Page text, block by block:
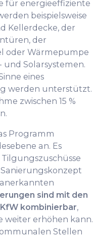
für energieeffiziente
beispielsweise
Kellerdecke, der
der
oder Wärmepumpe
Solarsystemen.
eines
werden unterstützt.
zwischen 15 %
Programm
an. Es
Sanierungskonzept
sind mit den
kombinierbar,
weiter erhöhen kann.
Stellen